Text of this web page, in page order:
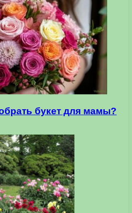
букет для мамы?